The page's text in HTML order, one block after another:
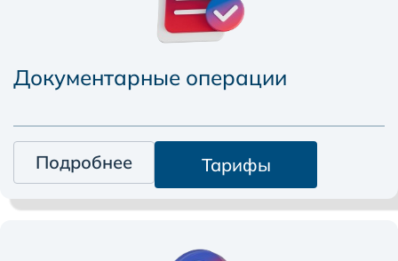
Документарные операции
Подробнее Тарифы